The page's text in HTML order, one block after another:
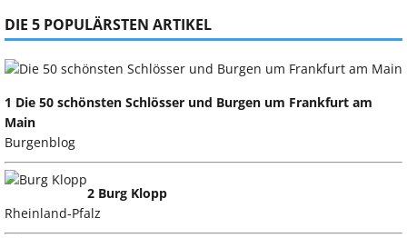
DIE 5 POPULÄRSTEN ARTIKEL
1 Die 50 schönsten Schlösser und Burgen um Frankfurt am
Main
Burgenblog
2 Burg Klopp
Rheinland-Pfalz